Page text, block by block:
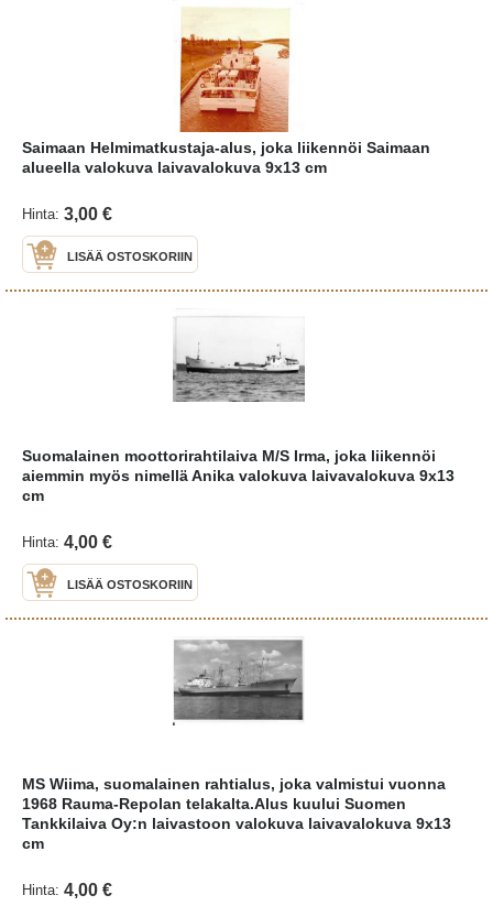
Saimaan Helmimatkustaja-alus, joka liikennöi Saimaan
alueella valokuva laivavalokuva 9x13 cm
Hinta: 3,00 €
LISÄÄ OSTOSKORIIN
Suomalainen moottorirahtilaiva M/S Irma, joka liikennöi
aiemmin myös nimellä Anika valokuva laivavalokuva 9x13
cm
Hinta: 4,00 €
LISÄÄ OSTOSKORIIN
MS Wiima, suomalainen rahtialus, joka valmistui vuonna
1968 Rauma-Repolan telakalta.Alus kuului Suomen
Tankkilaiva Oy:n laivastoon valokuva laivavalokuva 9x13
cm
Hinta: 4,00 €